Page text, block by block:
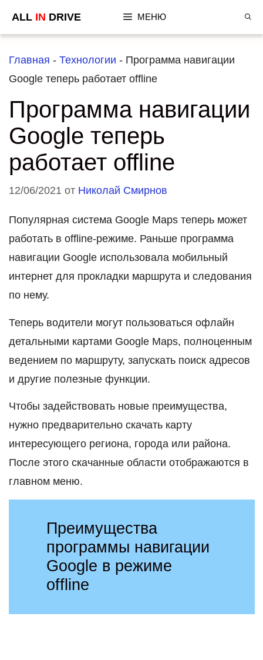
ALL IN DRIVE МЕНЮ
Главная - Технологии - Программа навигации
Google теперь работает offline
Программа навигации
Google теперь
работает offline
12/06/2021 от Николай Смирнов
Популярная система Google Maps теперь может
работать в offline-режиме. Раньше программа
навигации Google использовала мобильный
интернет для прокладки маршрута и следования
по нему.
Теперь водители могут пользоваться офлайн
детальными картами Google Maps, полноценным
ведением по маршруту, запускать поиск адресов
и другие полезные функции.
Чтобы задействовать новые преимущества,
нужно предварительно скачать карту
интересующего региона, города или района.
После этого скачанные области отображаются в
главном меню.
Преимущества
программы навигации
Google в режиме
offline